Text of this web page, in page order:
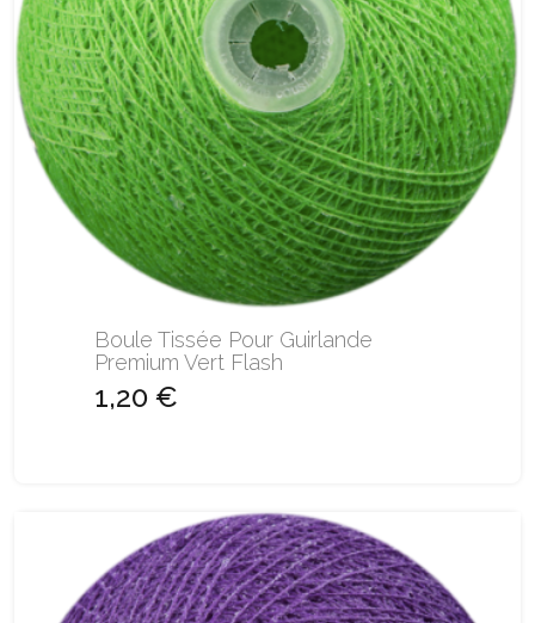
Boule Tissée Pour Guirlande
Premium Vert Flash
1,20 €